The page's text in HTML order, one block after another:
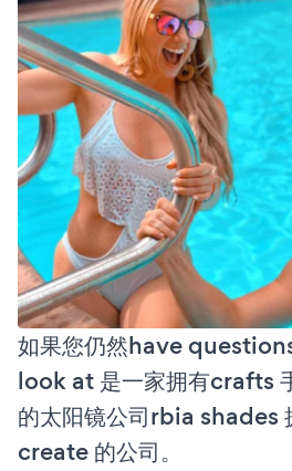
如果您仍然have
look at 是一家拥有crafts
的太阳镜公司rbia
create 的公司。